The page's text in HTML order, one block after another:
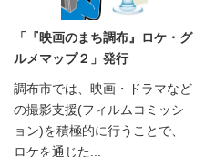
「『映画のまち調布』ロケ・グ
ルメマップ２」発行
調布市では、映画・ドラマなど
の撮影支援(フィルムコミッシ
ョン)を積極的に行うことで、
ロケを通じた...